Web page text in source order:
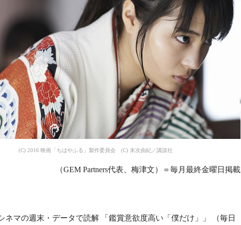
(C) 2016 映画「ちはやふる」製作委員会 (C) 末次由紀／講談社
（GEM Partners代表、梅津文）＝毎月最終金曜日掲載
ネマの週末・データで読解 「鑑賞意欲度高い「僕だけ」」 （毎日